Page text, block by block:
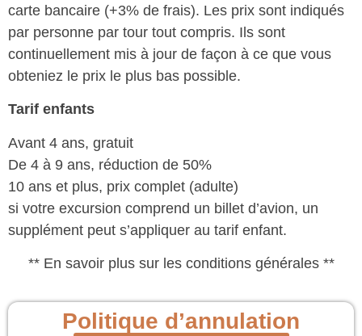
carte bancaire (+3% de frais). Les prix sont indiqués
par personne par tour tout compris. Ils sont
continuellement mis à jour de façon à ce que vous
obteniez le prix le plus bas possible.
Tarif enfants
Avant 4 ans, gratuit
De 4 à 9 ans, réduction de 50%
10 ans et plus, prix complet (adulte)
si votre excursion comprend un billet d’avion, un
supplément peut s’appliquer au tarif enfant.
** En savoir plus sur les conditions générales **
Politique d’annulation